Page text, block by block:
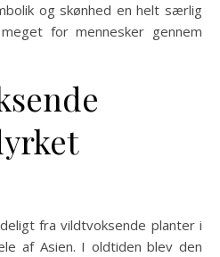
og skønhed en helt særlig
for mennesker gennem
fra vildtvoksende planter i
af Asien. I oldtiden blev den